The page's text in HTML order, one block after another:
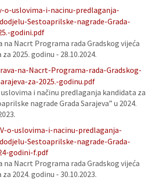
o-uslovima-i-nacinu-predlaganja-
Sestoaprilske-nagrade-Grada-
godini.pdf
na Nacrt Programa rada Gradskog vijeća
za 2025. godinu - 28.10.2024.
na-Nacrt-Programa-rada-Gradskog-
za-2025.-godinu.pdf
uslovima i načinu predlaganja kandidata za
nagrade Grada Sarajeva” u 2024.
o-uslovima-i-nacinu-predlaganja-
Sestoaprilske-nagrade-Grada-
godini-f.pdf
na Nacrt Programa rada Gradskog vijeća
za 2024. godinu - 30.10.2023.